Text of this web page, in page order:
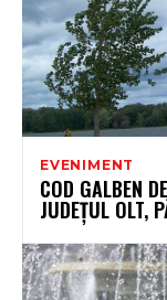
EVENIMENT
COD GALBEN
JUDEȚUL OLT,